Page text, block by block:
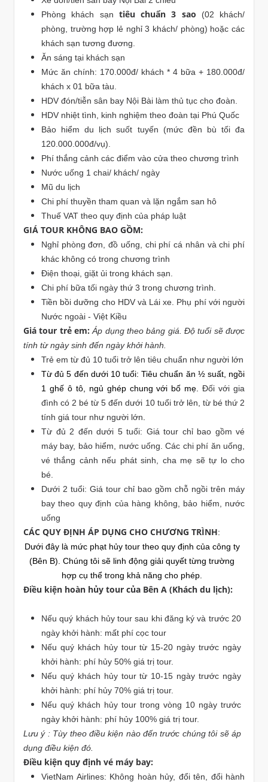
Phòng khách sạn tiêu chuẩn 3 sao
(02 khách/
phòng, trường hợp lẻ nghỉ 3 khách/ phòng) hoặc các
khách sạn tương đương.
Ăn sáng tại khách sạn
Mức ăn chính: 170.000đ/ khách * 4 bữa + 180.000đ/
khách x 01 bữa tàu.
HDV đón/tiễn sân bay Nội Bài làm thủ tục cho đoàn.
HDV nhiệt tình, kinh nghiệm theo đoàn tại Phú Quốc
Bảo hiểm du lịch suốt tuyến (mức đền bù tối đa
120.000.000đ/vụ).
Phí thắng cảnh các điểm vào cửa theo chương trình
Nước uống 1 chai/ khách/ ngày
Mũ du lịch
Chi phí thuyền tham quan và lặn ngắm san hô
Thuế VAT theo quy định của pháp luật
GIÁ TOUR KHÔNG BAO GỒM:
Nghỉ phòng đơn, đồ uống, chi phí cá nhân và chi phí
khác không có trong chương trình
Điện thoại, giặt ủi trong khách sạn.
Chi phí bữa tối ngày thứ 3 trong chương trình.
Tiền bồi dưỡng cho HDV và Lái xe. Phụ phí với người
Nước ngoài - Việt Kiều
Giá tour trẻ em: Áp dụng theo bảng giá. Độ tuổi sẽ được
tính từ ngày sinh đến ngày khởi hành.
Trẻ em từ đủ 10 tuổi trở lên tiêu chuẩn như người lớn
Từ đủ 5 đến dưới 10 tuổi: Tiêu chuẩn ăn ½ suất, ngồi
1 ghế ô tô, ngủ ghép chung với bố mẹ.Đối với gia
đình có 2 bé từ 5 đến dưới 10 tuổi trở lên, từ bé thứ 2
tính giá tour như người lớn
Từ đủ 2 đến dưới 5 tuổi: Giá tour chỉ bao gồm vé
máy bay, bảo hiểm, nước uống. Các chi phí ăn uống,
vé thắng cảnh nếu phát sinh, cha mẹ sẽ tự lo cho
bé.
Dưới 2 tuổi: Giá tour chỉ bao gồm chỗ ngồi trên máy
bay theo quy định của hàng không, bảo hiểm, nước
uống
CÁC QUY ĐỊNH ÁP DỤNG CHO CHƯƠNG TRÌNH:
Dưới đây là mức phạt hủy tour theo quy định của công ty
(Bên B). Chúng tôi sẽ linh động giải quyết từng trường
hợp cụ thể trong khả năng cho phép.
Điều kiện hoàn hủy tour của Bên A (Khách du lịch):
Nếu quý khách hủy tour sau khi đăng ký và trước 20
ngày khởi hành: mất phí cọc tour
Nếu quý khách hủy tour từ 15-20 ngày trước ngày
khởi hành: phí hủy 50% giá trị tour.
Nếu quý khách hủy tour từ 10-15 ngày trước ngày
khởi hành: phí hủy 70% giá trị tour.
Nếu quý khách hủy tour trong vòng 10 ngày trước
ngày khởi hành: phí hủy 100% giá trị tour.
Lưu ý : Tùy theo điều kiện nào đến trước chúng tôi sẽ áp
dụng điều kiện đó.
Điều kiện quy định vé máy bay:
VietNam Airlines: Không hoàn hủy, đổi tên, đổi hành